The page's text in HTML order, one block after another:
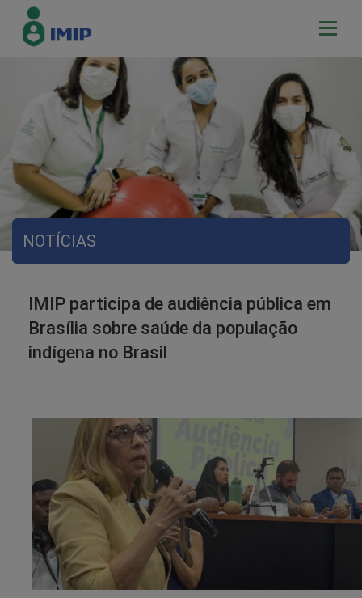
NOTÍCIAS
IMIP participa de audiência pública em
Brasília sobre saúde da população
indígena no Brasil